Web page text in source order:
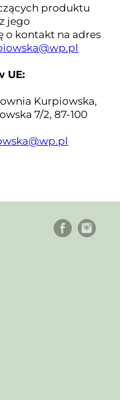
produktu
jego
o kontakt na adres
UE:
Kurpiowska,
7/2, 87-100